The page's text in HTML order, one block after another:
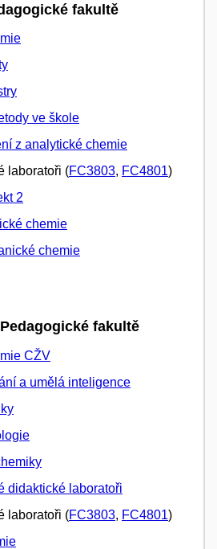
fakultě
ve škole
z analytické chemie
laboratoři (FC3803, FC4801)
2
chemie
chemie
fakultě
CŽV
a umělá inteligence
didaktické laboratoři
laboratoři (FC3803, FC4801)